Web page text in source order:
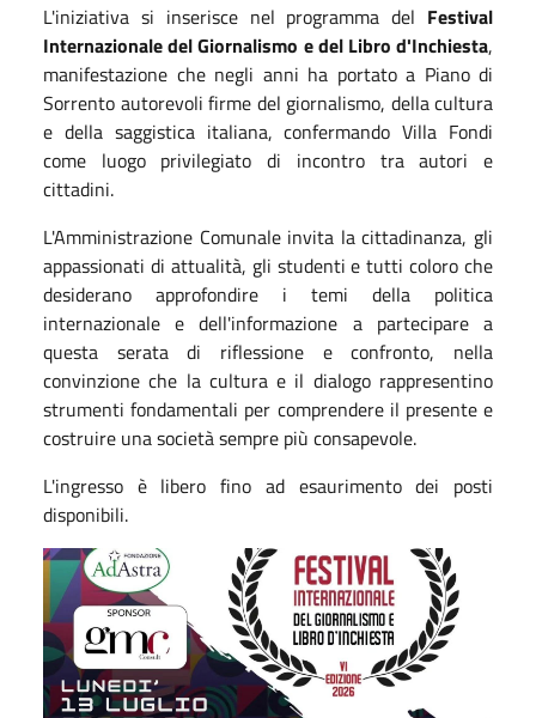
L'iniziativa si inserisce nel programma del Festival
Internazionale del Giornalismo e del Libro d'Inchiesta,
manifestazione che negli anni ha portato a Piano di
Sorrento autorevoli firme del giornalismo, della cultura
e della saggistica italiana, confermando Villa Fondi
come luogo privilegiato di incontro tra autori e
cittadini.
L'Amministrazione Comunale invita la cittadinanza, gli
appassionati di attualità, gli studenti e tutti coloro che
desiderano approfondire i temi della politica
internazionale e dell'informazione a partecipare a
questa serata di riflessione e confronto, nella
convinzione che la cultura e il dialogo rappresentino
strumenti fondamentali per comprendere il presente e
costruire una società sempre più consapevole.
L'ingresso è libero fino ad esaurimento dei posti
disponibili.